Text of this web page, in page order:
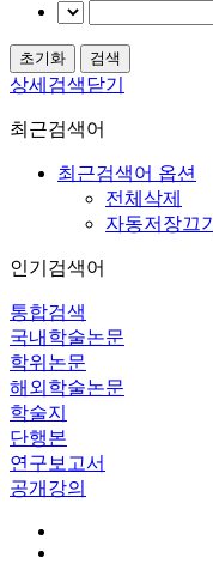
상세검색닫기
최근검색어
최근검색어 옵션
전체삭제
자동저장끄기
인기검색어
통합검색
국내학술논문
학위논문
해외학술논문
학술지
단행본
연구보고서
공개강의